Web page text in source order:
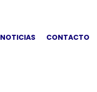
NOTICIAS CONTACTO